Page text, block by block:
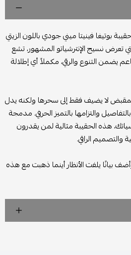
بوتيغا فينيتا ميني جودي باللون الزيتي
تعرض نسيج الإنترشياتو المشهور، تشع
يضمن التنوع والرقي، مكملاً أي إطلالة
لا يضيف فقط إلى سحرها ولكنه يدل
والتزامها بالتميز الحرفي. مدمجة
هذه الحقيبة مثالية لمن يقدرون
والتصميم الراقي.
بيانًا يلفت الأنظار أينما ذهبت مع هذه